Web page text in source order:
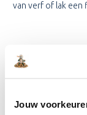
Jouw
van verf of lak een
HEB IK
trappen volstaat